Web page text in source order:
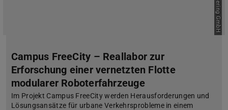
Campus FreeCity – Reallabor zur
Erforschung einer vernetzten Flotte
modularer Roboterfahrzeuge
Im Projekt Campus FreeCity werden Herausforderungen und
Lösungsansätze für urbane Verkehrsprobleme in einem